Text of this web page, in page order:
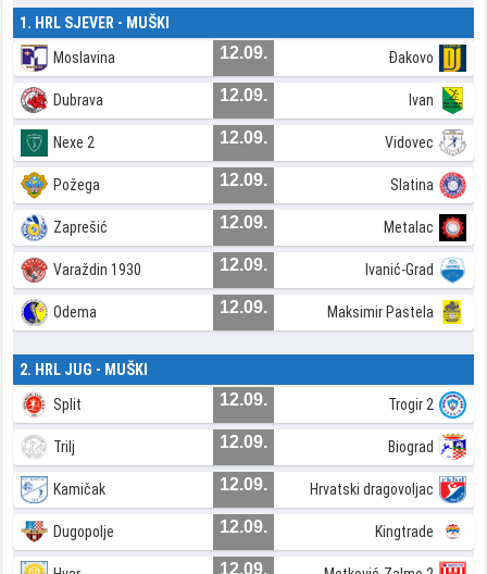
1. HRL SJEVER - MUŠKI
Moslavina 12.09. Đakovo
Dubrava 12.09. Ivan
Nexe 2 12.09. Vidovec
Požega 12.09. Slatina
Zaprešić 12.09. Metalac
Varaždin 1930 12.09. Ivanić-Grad
Odema 12.09. Maksimir Pastela
2. HRL JUG - MUŠKI
Split 12.09. Trogir 2
Trilj 12.09. Biograd
Kamičak 12.09. Hrvatski dragovoljac
Dugopolje 12.09. Kingtrade
12.09.